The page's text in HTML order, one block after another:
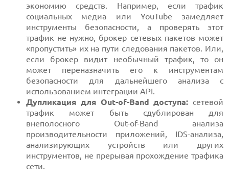
экономию средств. Например, если трафик
социальных медиа или YouTube замедляет
инструменты безопасности, а проверять этот
трафик не нужно, брокер сетевых пакетов может
«пропустить» их на пути следования пакетов. Или,
если брокер видит необычный трафик, то он
может переназначить его к инструментам
безопасности для дальнейшего анализа с
использованием интеграции API.
Дупликация для Out-of-Band доступа: сетевой
трафик может быть сдублирован для
внеполосного Out-of-Band анализа
производительности приложений, IDS-анализа,
анализирующих устройств или других
инструментов, не прерывая прохождение трафика
сети.